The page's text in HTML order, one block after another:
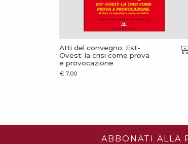
Atti del convegno: Est-
Ovest: la crisi come prova
e provocazione
€ 7,00
ABBONATI ALLA